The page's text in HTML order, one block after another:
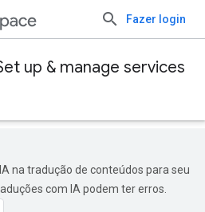
Fazer login
up & manage services
na tradução de conteúdos para seu
com IA podem ter erros.